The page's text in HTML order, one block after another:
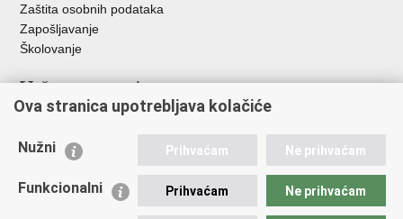
Zaštita osobnih podataka
Zapošljavanje
Školovanje
Važne poveznice
Ministarstvo unutarnjih poslova
Udruge
Policijska akademija
Ova stranica upotrebljava kolačiće
Nužni Prihvaćam Ne prihvaćam
Funkcionalni Prihvaćam Ne prihvaćam